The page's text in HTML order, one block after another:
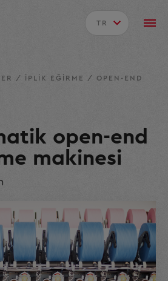
TR
/ İPLIK EĞIRME / OPEN-END
open-end
makinesi